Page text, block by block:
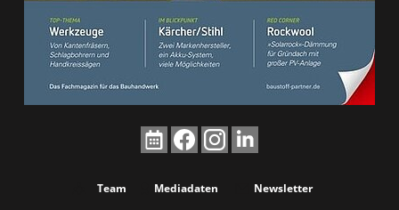
Team Mediadaten
Newsletter